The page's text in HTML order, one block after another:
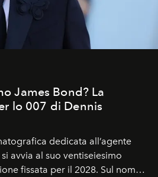
James Bond? La
lo 007 di Dennis
dedicata all’agente
avvia al suo ventiseiesimo
fissata per il 2028. Sul nome